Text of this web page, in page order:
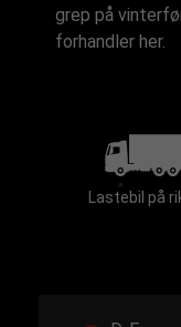
grep på
forhandler her.
Lastebil på